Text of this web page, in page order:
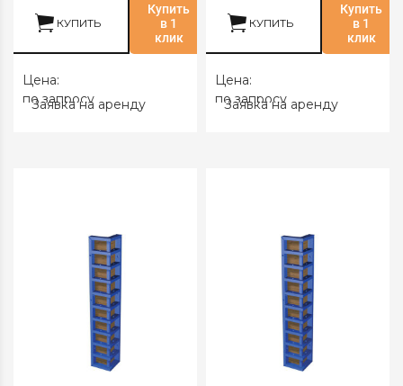
КУПИТЬ
Купить
в 1
клик
Цена:
по запросу
Заявка на аренду
КУПИТЬ
Купить
в 1
клик
Цена:
по запросу
Заявка на аренду